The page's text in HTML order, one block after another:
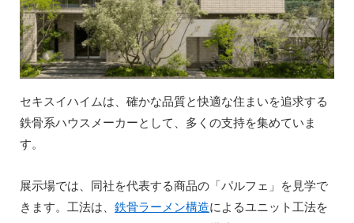
セキスイハイムは、確かな品質と快適な住まいを追求する
鉄骨系ハウスメーカーとして、多くの支持を集めていま
す。
展示場では、同社を代表する商品の「パルフェ」を見学で
きます。工法は、 鉄骨ラーメン構造によるユニット工法を